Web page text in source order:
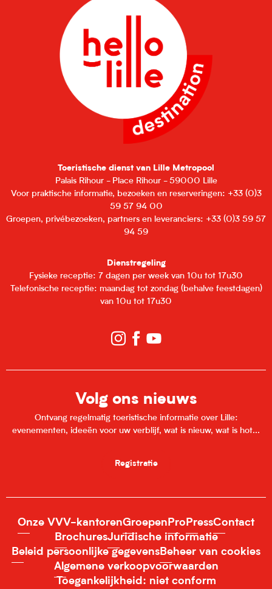
Toeristische dienst van Lille Metropool
Palais Rihour - Place Rihour - 59000 Lille
Voor praktische informatie, bezoeken en reserveringen: +33 (0)3
59 57 94 00
Groepen, privébezoeken, partners en leveranciers: +33 (0)3 59 57
94 59
Dienstregeling
Fysieke receptie: 7 dagen per week van 10u tot 17u30
Telefonische receptie: maandag tot zondag (behalve feestdagen)
van 10u tot 17u30
Volg ons nieuws
Ontvang regelmatig toeristische informatie over Lille:
evenementen, ideeën voor uw verblijf, wat is nieuw, wat is hot...
Registratie
Onze VVV-kantorenGroepen Pro PressContact
BrochuresJuridische informatie
Beleid persoonlijke gegevensBeheer van cookies
Algemene verkoopvoorwaarden
Toegankelijkheid: niet conform